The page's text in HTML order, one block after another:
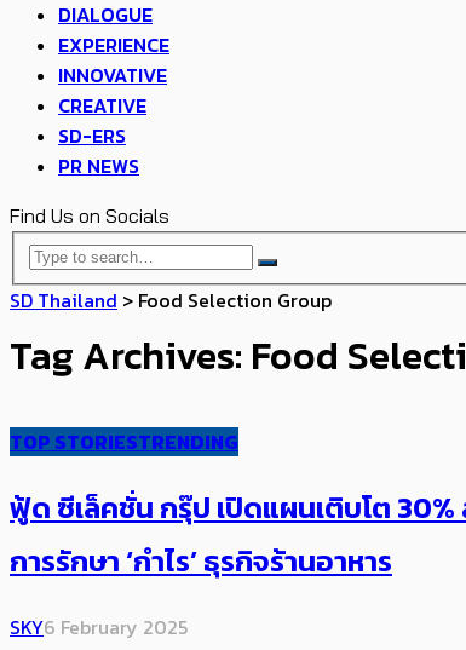
DIALOGUE
EXPERIENCE
INNOVATIVE
CREATIVE
SD-ERS
PR NEWS
Find Us on Socials
SD Thailand > Food Selection Group
Tag Archives: Food
TOP STORIESTRENDING
ฟู้ด ซีเล็คชั่น กรุ๊ป เปิดแผนเติบโต
การรักษา ‘กำไร’ ธุรกิจร้านอาหาร
SKY6 February 2025